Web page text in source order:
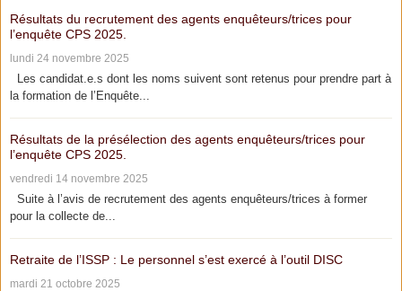
Résultats du recrutement des agents enquêteurs/trices pour
l’enquête CPS 2025.
lundi 24 novembre 2025
Les candidat.e.s dont les noms suivent sont retenus pour prendre part à
la formation de l’Enquête...
Résultats de la présélection des agents enquêteurs/trices pour
l’enquête CPS 2025.
vendredi 14 novembre 2025
Suite à l’avis de recrutement des agents enquêteurs/trices à former
pour la collecte de...
Retraite de l’ISSP : Le personnel s’est exercé à l’outil DISC
mardi 21 octobre 2025